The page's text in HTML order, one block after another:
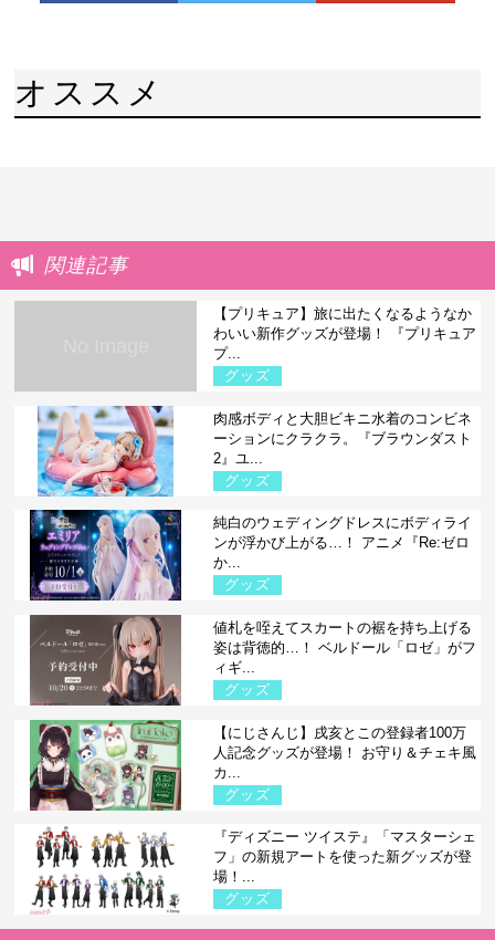
オススメ
関連記事
【プリキュア】旅に出たくなるようなか
わいい新作グッズが登場！ 『プリキュア
プ...
グッズ
肉感ボディと大胆ビキニ水着のコンビネ
ーションにクラクラ。『ブラウンダスト
2』ユ...
グッズ
純白のウェディングドレスにボディライ
ンが浮かび上がる…！ アニメ『Re:ゼロ
か...
グッズ
値札を咥えてスカートの裾を持ち上げる
姿は背徳的…！ ベルドール「ロゼ」がフ
ィギ...
グッズ
【にじさんじ】戌亥とこの登録者100万
人記念グッズが登場！ お守り＆チェキ風
カ...
グッズ
『ディズニー ツイステ』「マスターシェ
フ」の新規アートを使った新グッズが登
場！...
グッズ